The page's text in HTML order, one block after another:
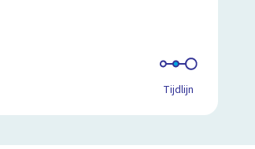
Tijdlijn